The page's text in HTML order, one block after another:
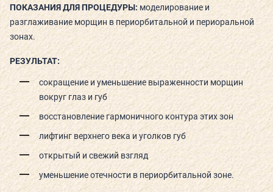
КАК ПРОЙТИ
НОВОСТИ
ГОСТИ О НАС
ВЕЛНЕС-ПОДАРКИ
ПОКАЗАНИЯ ДЛЯ ПРОЦЕДУРЫ:моделирование и
разглаживание морщин в периорбитальной и периоральной
зонах.
РЕЗУЛЬТАТ:
сокращение и уменьшение выраженности морщин
вокруг глаз и губ
восстановление гармоничного контура этих зон
лифтинг верхнего века и уголков губ
открытый и свежий взгляд
уменьшение отечности в периорбитальной зоне.